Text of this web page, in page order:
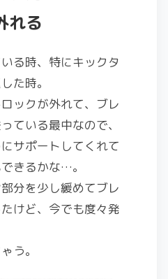
れる
る時、特にキックタ
た時。
ックが外れて、ブレ
ている最中なので、
サポートしてくれて
きるかな…。
分を少し緩めてブレ
けど、今でも度々発
う。